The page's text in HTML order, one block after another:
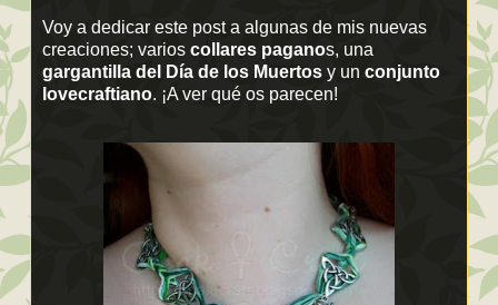
Voy a dedicar este post a algunas de mis nuevas
creaciones; varios collares paganos, una
gargantilla del Día de los Muertos y un conjunto
lovecraftiano. ¡A ver qué os parecen!